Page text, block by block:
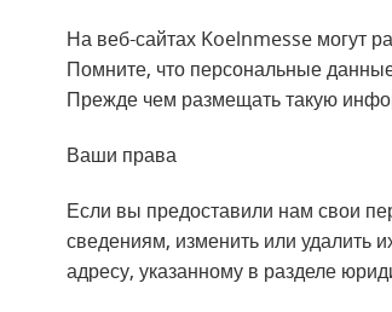
На веб-сайтах Koelnmesse могут
Помните, что персональные
Прежде чем размещать такую
Ваши права
Если вы предоставили нам свои
сведениям, изменить или удалить
адресу, указанному в разделе